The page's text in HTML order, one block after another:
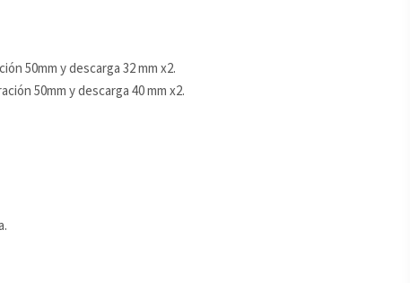
50mm y descarga 32 mm x2.
50mm y descarga 40 mm x2.